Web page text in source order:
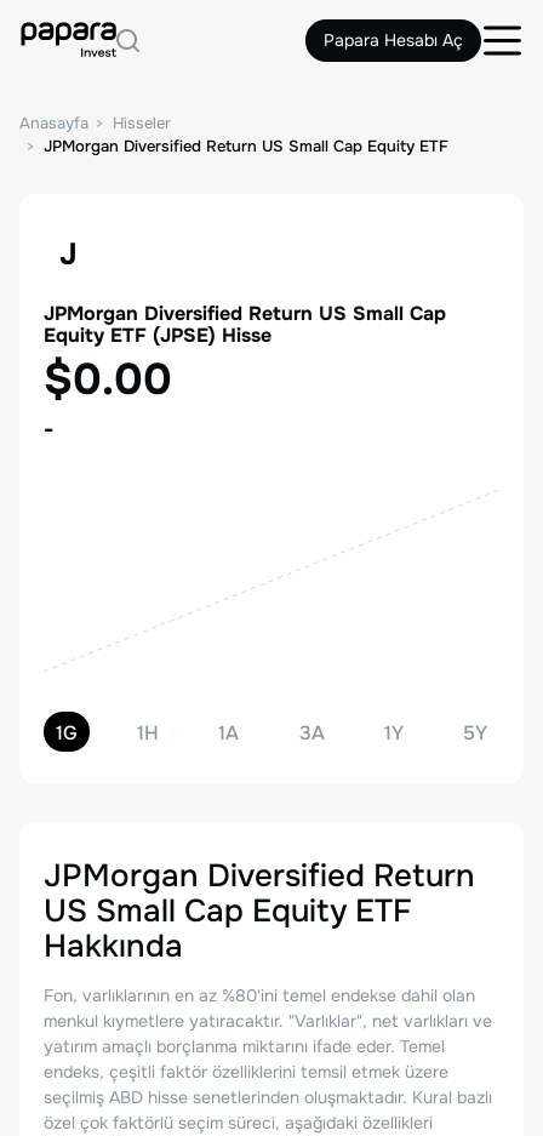
Papara Hesabı Aç
Anasayfa
Hisseler
JPMorgan Diversified Return US Small Cap Equity ETF
J
JPMorgan Diversified Return US Small Cap
Equity ETF (JPSE) Hisse
$0.00
-
1G 1H 1A 3A 1Y 5Y
JPMorgan Diversified Return
US Small Cap Equity ETF
Hakkında
Fon, varlıklarının en az %80'ini temel endekse dahil olan
menkul kıymetlere yatıracaktır. "Varlıklar", net varlıkları ve
yatırım amaçlı borçlanma miktarını ifade eder. Temel
endeks, çeşitli faktör özelliklerini temsil etmek üzere
seçilmiş ABD hisse senetlerinden oluşmaktadır. Kural bazlı
özel çok faktörlü seçim süreci, aşağıdaki özellikleri